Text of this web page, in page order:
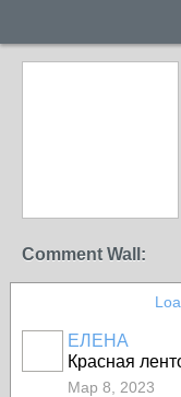
Comment Wall:
ЕЛЕНА
Красная
Мар 8, 2023